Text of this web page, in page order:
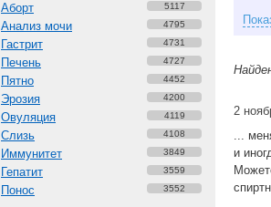
Аборт 5117
Анализ мочи 4795
Гастрит 4731
Печень 4727
Пятно 4452
Эрозия 4200
Овуляция 4119
Слизь 4108
Иммунитет 3849
Гепатит 3559
Понос 3552
2
...
и